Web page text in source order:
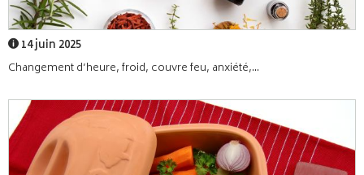
14 juin 2025
Changement d’heure, froid, couvre feu, anxiété,...